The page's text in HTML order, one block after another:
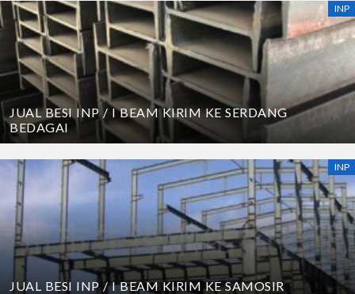
INP
JUAL BESI INP / I BEAM KIRIM KE SERDANG
BEDAGAI
INP
JUAL BESI INP / I BEAM KIRIM KE SAMOSIR